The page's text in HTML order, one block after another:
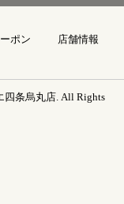
ポン 店舗情報
四条烏丸店. All Rights